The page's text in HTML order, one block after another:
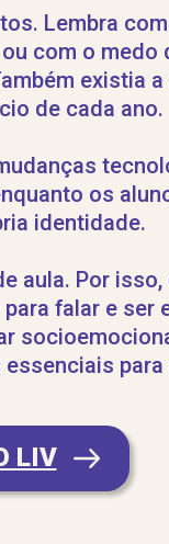
Lembra
com o medo
existia
de cada ano.
os
identidade.
aula. Por
falar e ser
para
LIV